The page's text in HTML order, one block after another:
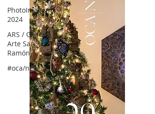
PhotoImagen
2024
ARS / Gallery,
Arte San
Ramón
#oca/news